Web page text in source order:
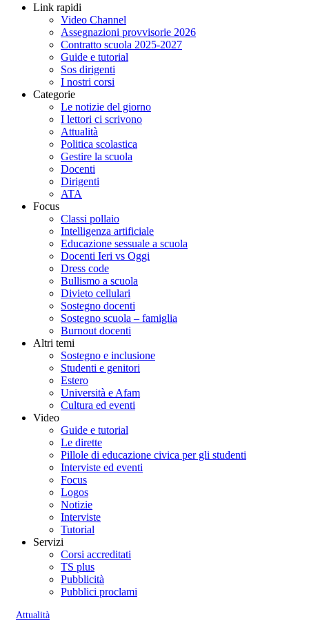
Link rapidi
Video Channel
Assegnazioni provvisorie 2026
Contratto scuola 2025-2027
Guide e tutorial
Sos dirigenti
I nostri corsi
Categorie
Le notizie del giorno
I lettori ci scrivono
Attualità
Politica scolastica
Gestire la scuola
Docenti
Dirigenti
ATA
Focus
Classi pollaio
Intelligenza artificiale
Educazione sessuale a scuola
Docenti Ieri vs Oggi
Dress code
Bullismo a scuola
Divieto cellulari
Sostegno docenti
Sostegno scuola – famiglia
Burnout docenti
Altri temi
Sostegno e inclusione
Studenti e genitori
Estero
Università e Afam
Cultura ed eventi
Video
Guide e tutorial
Le dirette
Pillole di educazione civica per gli studenti
Interviste ed eventi
Focus
Logos
Notizie
Interviste
Tutorial
Servizi
Corsi accreditati
TS plus
Pubblicità
Pubblici proclami
Attualità